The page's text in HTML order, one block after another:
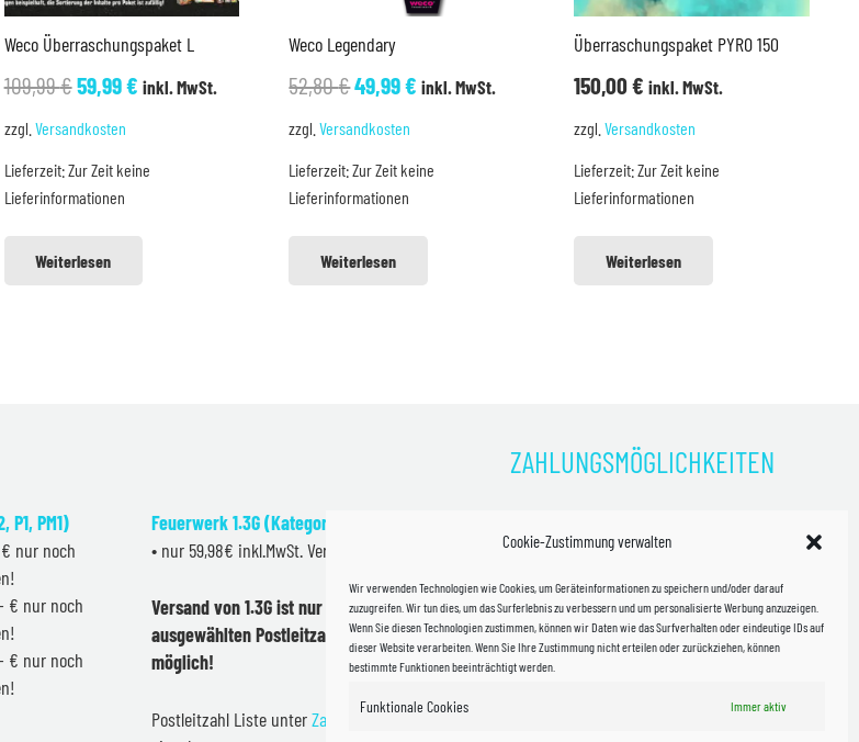
Cookie-Zustimmung verwalten
Wir verwenden Technologien wie Cookies, um Geräteinformationen zu speichern und/oder darauf
zuzugreifen. Wir tun dies, um das Surferlebnis zu verbessern und um personalisierte Werbung anzuzeigen.
Wenn Sie diesen Technologien zustimmen, können wir Daten wie das Surfverhalten oder eindeutige IDs auf
dieser Website verarbeiten. Wenn Sie Ihre Zustimmung nicht erteilen oder zurückziehen, können
bestimmte Funktionen beeinträchtigt werden.
Funktionale Cookies Immer aktiv
Weco Überraschungspaket L
109,99€Ursprünglicher
Preis
109,99 €
59,99€Aktueller
59,99 €.
inkl. MwSt.
zzgl. Versandkosten
Lieferzeit:Zur Zeit keine
Lieferinformationen
Weiterlesen
Weco Legendary
52,80€Ursprünglicher
Preis
52,80 €
49,99€Aktueller
49,99 €.
inkl. MwSt.
zzgl.Versandkosten
Lieferzeit:Zur Zeit keine
Lieferinformationen
Weiterlesen
Überraschungspaket PYRO 150
150,00€ inkl. MwSt.
zzgl.Versandkosten
Lieferzeit:Zur Zeit keine
Lieferinformationen
Weiterlesen
P1, PM1)
nur noch
€ nur noch
€ nur noch
Feuerwerk 1.3G (Kategorie F2)
• nur 59,98€ inkl.MwSt. Versandkosten!
Versand von 1.3G ist nur innerhalb
ausgewählten Postleitzahlen in Sachsen
möglich!
Postleitzahl Liste unterZahlung & Versand
ZAHLUNGSMÖGLICHKEITEN